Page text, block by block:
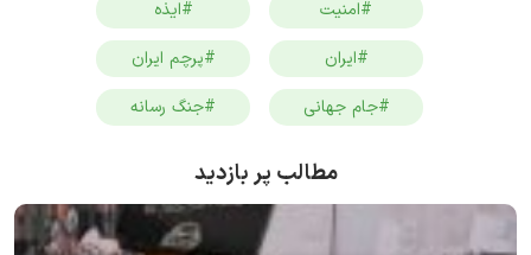
#امنیت
#ایذه
#ایران
#پرچم ایران
#جام جهانی
#جنگ رسانه
مطالب پر بازدید